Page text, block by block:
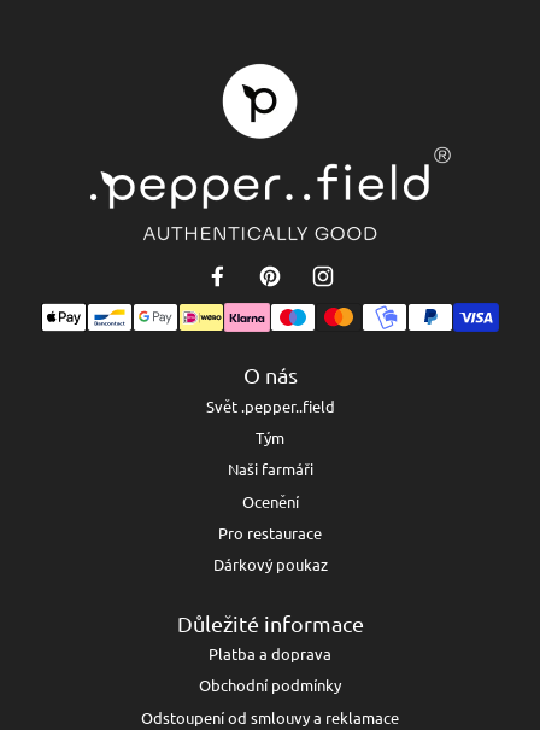
O nás
Svět .pepper..field
Tým
Naši farmáři
Ocenění
Pro restaurace
Dárkový poukaz
Důležité informace
Platba a doprava
Obchodní podmínky
Odstoupení od smlouvy a reklamace